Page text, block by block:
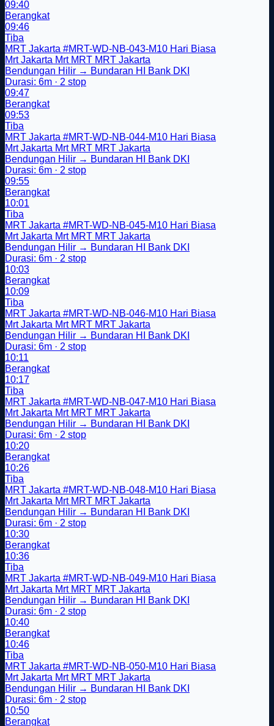
09:40
Berangkat
09:46
Tiba
MRT Jakarta #MRT-WD-NB-043-M10 Hari Biasa
Mrt Jakarta Mrt MRT MRT Jakarta
Bendungan Hilir → Bundaran HI Bank DKI
Durasi: 6m · 2 stop
09:47
Berangkat
09:53
Tiba
MRT Jakarta #MRT-WD-NB-044-M10 Hari Biasa
Mrt Jakarta Mrt MRT MRT Jakarta
Bendungan Hilir → Bundaran HI Bank DKI
Durasi: 6m · 2 stop
09:55
Berangkat
10:01
Tiba
MRT Jakarta #MRT-WD-NB-045-M10 Hari Biasa
Mrt Jakarta Mrt MRT MRT Jakarta
Bendungan Hilir → Bundaran HI Bank DKI
Durasi: 6m · 2 stop
10:03
Berangkat
10:09
Tiba
MRT Jakarta #MRT-WD-NB-046-M10 Hari Biasa
Mrt Jakarta Mrt MRT MRT Jakarta
Bendungan Hilir → Bundaran HI Bank DKI
Durasi: 6m · 2 stop
10:11
Berangkat
10:17
Tiba
MRT Jakarta #MRT-WD-NB-047-M10 Hari Biasa
Mrt Jakarta Mrt MRT MRT Jakarta
Bendungan Hilir → Bundaran HI Bank DKI
Durasi: 6m · 2 stop
10:20
Berangkat
10:26
Tiba
MRT Jakarta #MRT-WD-NB-048-M10 Hari Biasa
Mrt Jakarta Mrt MRT MRT Jakarta
Bendungan Hilir → Bundaran HI Bank DKI
Durasi: 6m · 2 stop
10:30
Berangkat
10:36
Tiba
MRT Jakarta #MRT-WD-NB-049-M10 Hari Biasa
Mrt Jakarta Mrt MRT MRT Jakarta
Bendungan Hilir → Bundaran HI Bank DKI
Durasi: 6m · 2 stop
10:40
Berangkat
10:46
Tiba
MRT Jakarta #MRT-WD-NB-050-M10 Hari Biasa
Mrt Jakarta Mrt MRT MRT Jakarta
Bendungan Hilir → Bundaran HI Bank DKI
Durasi: 6m · 2 stop
10:50
Berangkat